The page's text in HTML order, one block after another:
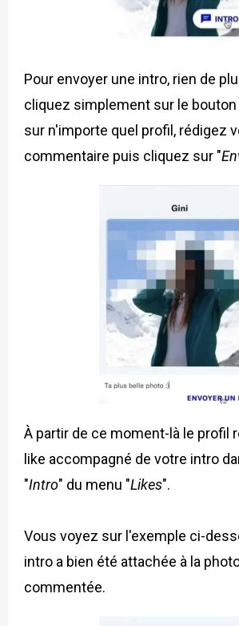
Pour envoyer une intro, rien de
cliquez simplement sur le bouton
sur n'importe quel profil, rédigez
commentaire puis cliquez sur "
À partir de ce moment-là le profil
like accompagné de votre intro
"Intro" du menu "Likes".
Vous voyez sur l'exemple ci-
intro a bien été attachée à la
commentée.